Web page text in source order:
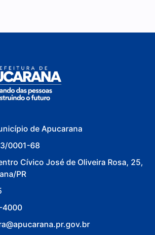
de Apucarana
0001-68
Cívico José de Oliveira Rosa, 25,
PR
4000